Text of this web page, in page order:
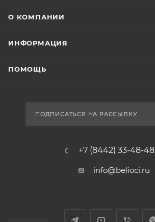
О КОМПАНИИ
ИНФОРМАЦИЯ
ПОМОЩЬ
ПОДПИСАТЬСЯ НА РАССЫЛКУ
+7 (8442) 33-48-48
info@belioci.ru